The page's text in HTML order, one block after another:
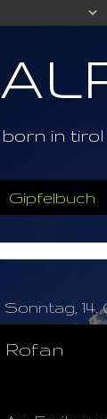
born in tirol
Gipfelbuch
Sonntag, 14.
Rofan